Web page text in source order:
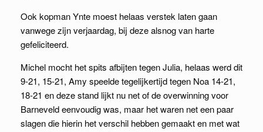
Ook kopman Ynte moest helaas verstek laten gaan
vanwege zijn verjaardag, bij deze alsnog van harte
gefeliciteerd.
Michel mocht het spits afbijten tegen Julia, helaas werd dit
9-21, 15-21, Amy speelde tegelijkertijd tegen Noa 14-21,
18-21 en deze stand lijkt nu net of de overwinning voor
Barneveld eenvoudig was, maar het waren net een paar
slagen die hierin het verschil hebben gemaakt en met wat